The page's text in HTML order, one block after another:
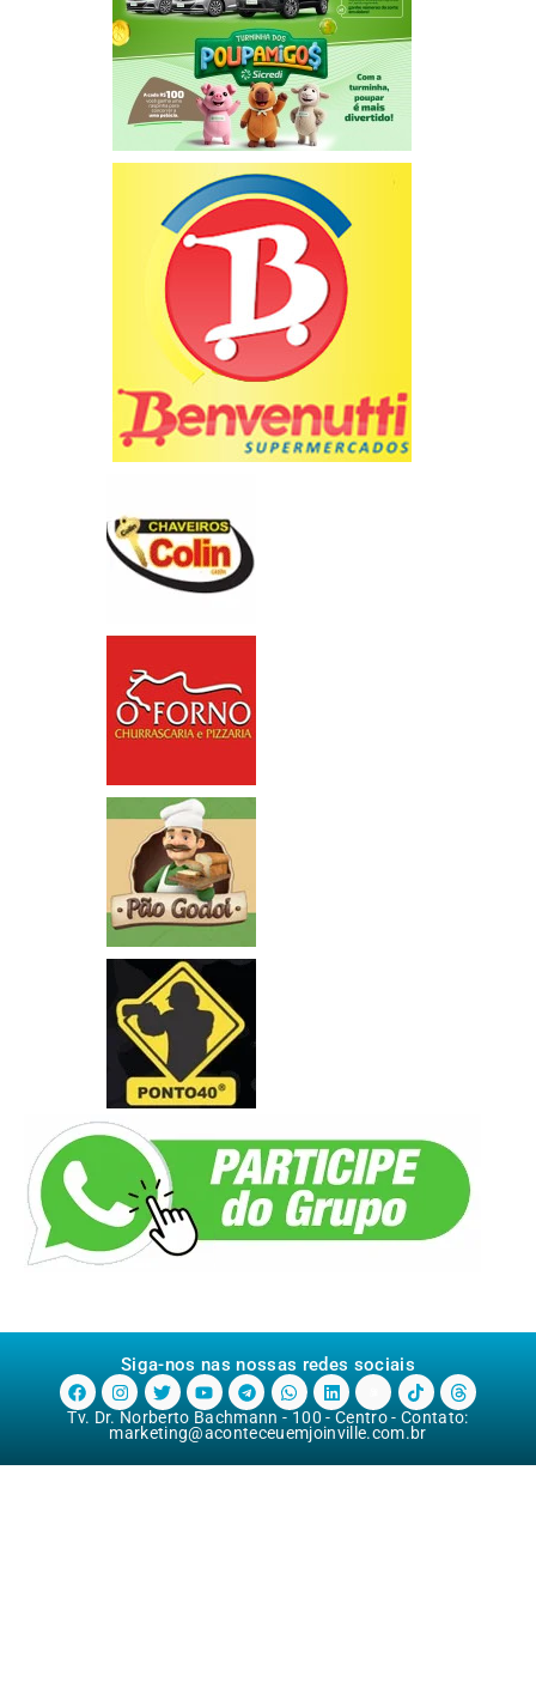
Siga-nos nas nossas redes sociais
Tv. Dr. Norberto Bachmann - 100 - Centro - Contato:
marketing@aconteceuemjoinville.com.br